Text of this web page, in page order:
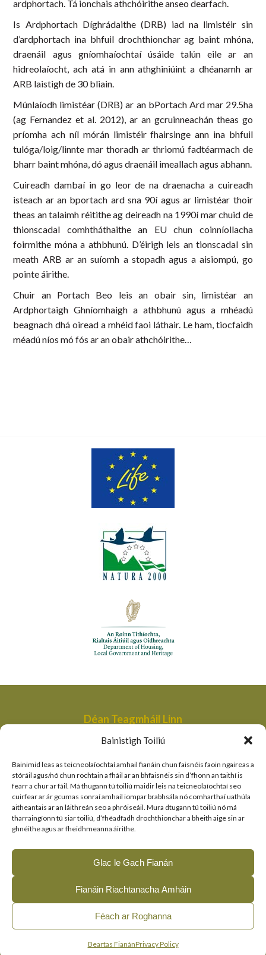
Bainistigh Toiliú
Bainimid leas as teicneolaíochtaí amhail fianáin chun faisnéis faoin ngaireas a
stóráil agus/nó chun rochtain a fháil ar an bhfaisnéis sin d’fhonn an taithí is
fearr a chur ar fáil. Má thugann tú toiliú maidir leis na teicneolaíochtaí seo
cuirfear ar ár gcumas sonraí amhail iompar brabhsála nó comharthaí uathúla
aitheantais ar an láithreán seo a phróiseáil. Mura dtugann tú toiliú nó má
tharraingíonn tú siar toiliú, d’fhéadfadh drochthionchar a bheith aige sin ar
ghnéithe agus ar fheidhmeanna áirithe.
Glac le Gach Fianán
Fianáin Riachtanacha Amháin
Féach ar Roghanna
Beartas FianánPrivacy Policy
ardphortach. Tá ionchais athchóirithe anseo dearfach.
Is Ardphortach Díghrádaithe (DRB) iad na limistéir sin
d’ardphortach ina bhfuil drochthionchar ag baint mhóna,
draenáil agus gníomhaíochtaí úsáide talún eile ar an
hidreolaíocht, ach atá in ann athghiniúint a dhéanamh ar
ARB laistigh de 30 bliain.
Múnlaíodh limistéar (DRB) ar an bPortach Ard mar 29.5ha
(ag Fernandez et al. 2012), ar an gcruinneachán theas go
príomha ach níl mórán limistéir fhairsinge ann ina bhfuil
tulóga/loig/linnte mar thoradh ar thriomú fadtéarmach de
bharr baint mhóna, dó agus draenáil imeallach agus abhann.
Cuireadh dambaí in go leor de na draenacha a cuireadh
isteach ar an bportach ard sna 90í agus ar limistéar thoir
theas an talaimh réitithe ag deireadh na 1990í mar chuid de
thionscadal comhtháthaithe an EU chun coinníollacha
foirmithe móna a athbhunú. D’éirigh leis an tionscadal sin
meath ARB ar an suíomh a stopadh agus a aisiompú, go
pointe áirithe.
Chuir an Portach Beo leis an obair sin, limistéar an
Ardphortaigh Ghníomhaigh a athbhunú agus a mhéadú
beagnach dhá oiread a mhéid faoi láthair. Le ham, tiocfaidh
méadú níos mó fós ar an obair athchóirithe…
Déan Teagmháil Linn
Aonad Bainistithe na dTailte Móna,
An Roinn Tithíochta, Rialtais Áitiúil agus Oidhreachta,
Bóthair an Bhaile Nua,
Loch Garman,
peatlandsmanagement@housing.gov.ie
Naisc Thapa
An Roinn Tithíochta, Rialtais Áitiúil agus Oidhreachta
An tSeirbhís Páirceanna Náisiúnta agus Fiadhúlra
Clár LIFE an AE
© 2026, The Living Bog Project | | |
Cookie Policy|Manage Cookie Consent
English